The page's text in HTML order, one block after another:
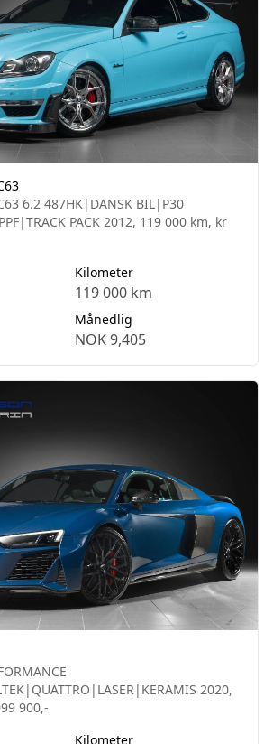
6.2 487HK|DANSK BIL|P30
PACK 2012, 119 000 km, kr
Kilometer
119 000 km
Månedlig
NOK 9,405
2020,
900,-
Kilometer